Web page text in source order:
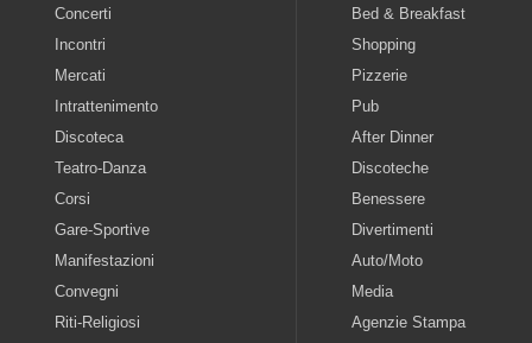
Concerti
Incontri
Mercati
Intrattenimento
Discoteca
Teatro-Danza
Corsi
Gare-Sportive
Manifestazioni
Convegni
Riti-Religiosi
Bed & Breakfast
Shopping
Pizzerie
Pub
After Dinner
Discoteche
Benessere
Divertimenti
Auto/Moto
Media
Agenzie Stampa